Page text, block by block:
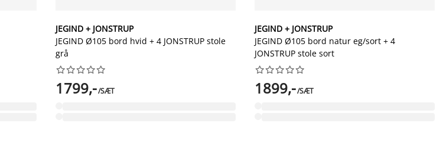
JEGIND + JONSTRUP
JEGIND Ø105 bord hvid + 4 JONSTRUP stole
grå






1799,-/SÆT
JEGIND + JONSTRUP
JEGIND Ø105 bord natur eg/sort + 4
JONSTRUP stole sort






1899,-/SÆT